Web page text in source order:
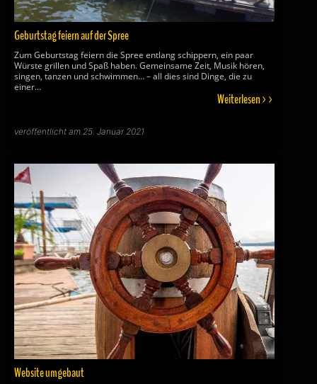
Geburtstag feiern auf der Spree
Zum Geburtstag feiern die Spree entlang schippern, ein paar
Würste grillen und Spaß haben. Gemeinsame Zeit, Musik hören,
singen, tanzen und schwimmen… – all dies sind Dinge, die zu
einer…
Weiterlesen >>
veröffentlicht am 25. Januar 2021
Website umgebaut